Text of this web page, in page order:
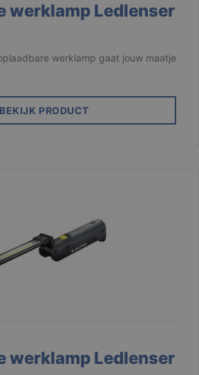
werklamp Ledlenser
werklamp gaat jouw maatje
BEKIJK PRODUCT
werklamp Ledlenser